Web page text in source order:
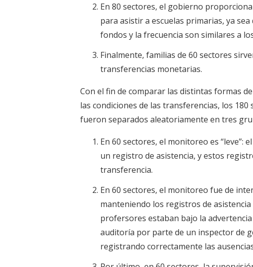
En 80 sectores, el gobierno
para asistir a escuelas primarias, ya
fondos y la frecuencia son similares a
Finalmente, familias de 60 sectores
transferencias monetarias.
Con el fin de comparar las distintas formas
las condiciones de las transferencias, los
fueron separados aleatoriamente en tres
En 60 sectores, el monitoreo es “leve”:
un registro de asistencia, y estos
transferencia.
En 60 sectores, el monitoreo fue de
manteniendo los registros de
profersores estaban bajo la
auditoría por parte de un inspector de
registrando correctamente las